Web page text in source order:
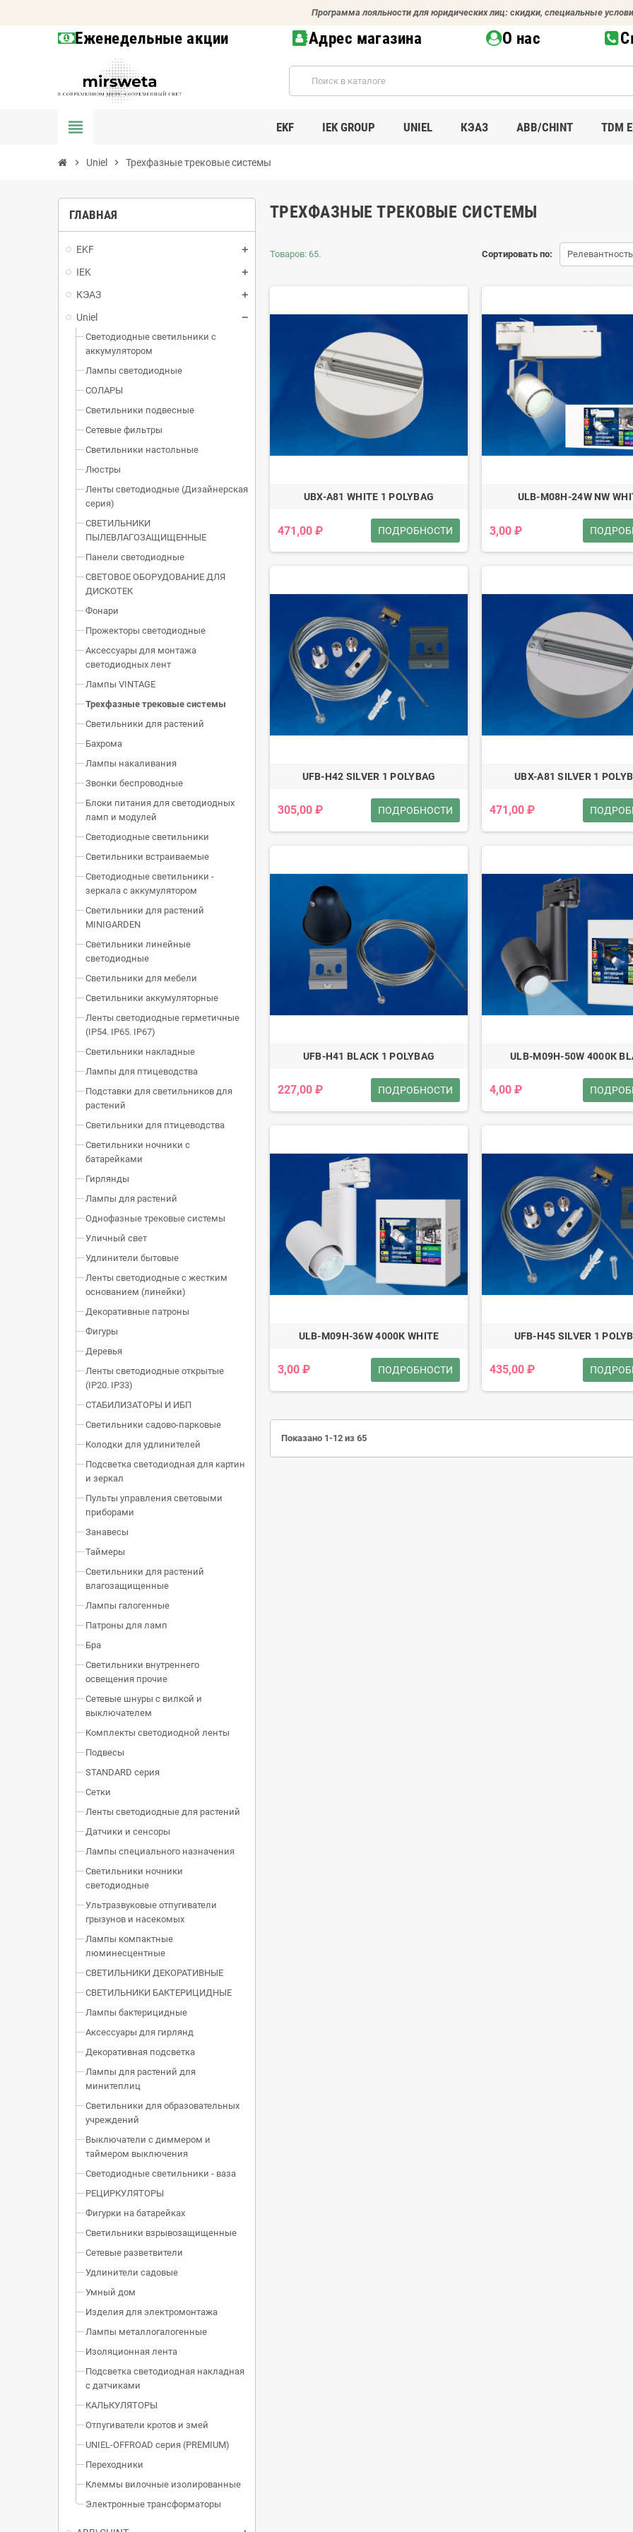
Программа лояльности для юридических лиц: скидки, специальные
Еженедельные акции Адрес магазина О нас
view_headline EKF IEK GROUP UNIEL КЭАЗ ABB/CHINT TDM
chevron_right Uniel chevron_right Трехфазные трековые системы
ГЛАВНАЯ
EKF
IEK
КЭАЗ
Uniel
Светодиодные светильники с
аккумулятором
Лампы светодиодные
СОЛАРЫ
Светильники подвесные
Сетевые фильтры
Светильники настольные
Люстры
Ленты светодиодные (Дизайнерская
серия)
СВЕТИЛЬНИКИ
ПЫЛЕВЛАГОЗАЩИЩЕННЫЕ
Панели светодиодные
СВЕТОВОЕ ОБОРУДОВАНИЕ ДЛЯ
ДИСКОТЕК
Фонари
Прожекторы светодиодные
Аксессуары для монтажа
светодиодных лент
Лампы VINTAGE
Трехфазные трековые системы
Светильники для растений
Бахрома
Лампы накаливания
Звонки беспроводные
Блоки питания для светодиодных
ламп и модулей
Светодиодные светильники
Светильники встраиваемые
Светодиодные светильники -
зеркала с аккумулятором
Светильники для растений
MINIGARDEN
Светильники линейные
светодиодные
Светильники для мебели
Светильники аккумуляторные
Ленты светодиодные герметичные
(IP54. IP65. IP67)
Светильники накладные
Лампы для птицеводства
Подставки для светильников для
растений
Светильники для птицеводства
Светильники ночники с
батарейками
Гирлянды
Лампы для растений
Однофазные трековые системы
Уличный свет
Удлинители бытовые
Ленты светодиодные с жестким
основанием (линейки)
Декоративные патроны
Фигуры
Деревья
Ленты светодиодные открытые
(IP20. IP33)
СТАБИЛИЗАТОРЫ И ИБП
Светильники садово-парковые
Колодки для удлинителей
Подсветка светодиодная для картин
и зеркал
Пульты управления световыми
приборами
Занавесы
Таймеры
Светильники для растений
влагозащищенные
Лампы галогенные
Патроны для ламп
Бра
Светильники внутреннего
освещения прочие
Сетевые шнуры с вилкой и
выключателем
Комплекты светодиодной ленты
Подвесы
STANDARD серия
Сетки
Ленты светодиодные для растений
Датчики и сенсоры
Лампы специального назначения
Светильники ночники
светодиодные
Ультразвуковые отпугиватели
грызунов и насекомых
Лампы компактные
люминесцентные
СВЕТИЛЬНИКИ ДЕКОРАТИВНЫЕ
СВЕТИЛЬНИКИ БАКТЕРИЦИДНЫЕ
Лампы бактерицидные
Аксессуары для гирлянд
Декоративная подсветка
Лампы для растений для
минитеплиц
Светильники для образовательных
учреждений
Выключатели с диммером и
таймером выключения
Светодиодные светильники - ваза
РЕЦИРКУЛЯТОРЫ
Фигурки на батарейках
Светильники взрывозащищенные
Сетевые разветвители
Удлинители садовые
Умный дом
Изделия для электромонтажа
Лампы металлогалогенные
Изоляционная лента
Подсветка светодиодная накладная
с датчиками
КАЛЬКУЛЯТОРЫ
Отпугиватели кротов и змей
UNIEL-OFFROAD серия (PREMIUM)
Переходники
Клеммы вилочные изолированные
Электронные трансформаторы
ТРЕХФАЗНЫЕ ТРЕКОВЫЕ СИСТЕМЫ
Сортировать по: Релевантность
Товаров: 65.
UBX-A81 WHITE 1 POLYBAG
471,00 ₽ ПОДРОБНОСТИ
ULB-M08H-24W NW
3,00 ₽
UFB-H42 SILVER 1 POLYBAG
305,00 ₽ ПОДРОБНОСТИ
UBX-A81 SILVER 1
471,00 ₽
UFB-H41 BLACK 1 POLYBAG
227,00 ₽ ПОДРОБНОСТИ
ULB-M09H-50W 4000К
4,00 ₽
ULB-M09H-36W 4000К WHITE
3,00 ₽ ПОДРОБНОСТИ
UFB-H45 SILVER 1
435,00 ₽
Показано 1-12 из 65